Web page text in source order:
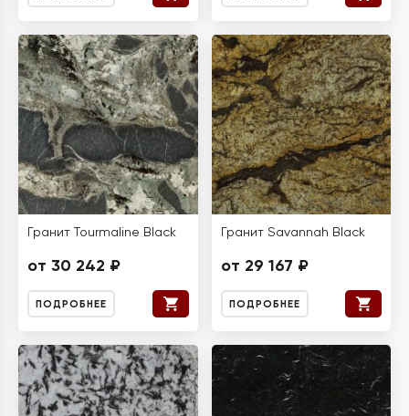
Гранит Tourmaline Black
от 30 242 ₽
ПОДРОБНЕЕ
Гранит Savannah Black
от 29 167 ₽
ПОДРОБНЕЕ